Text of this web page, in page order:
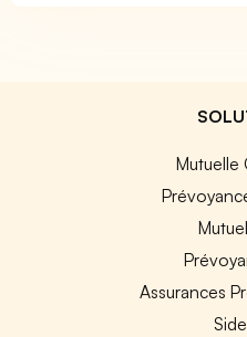
Mutuelle
Assurances